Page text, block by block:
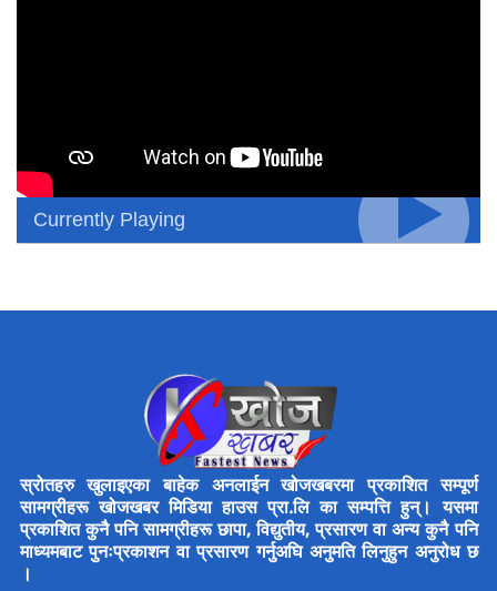
Currently Playing
स्रोतहरु खुलाइएका बाहेक अनलाईन खोजखबरमा प्रकाशित सम्पूर्ण
सामग्रीहरू खोजखबर मिडिया हाउस प्रा.लि का सम्पत्ति हुन्। यसमा
प्रकाशित कुनै पनि सामग्रीहरू छापा, विद्युतीय, प्रसारण वा अन्य कुनै पनि
माध्यमबाट पुनःप्रकाशन वा प्रसारण गर्नुअघि अनुमति लिनुहुन अनुरोध छ
।